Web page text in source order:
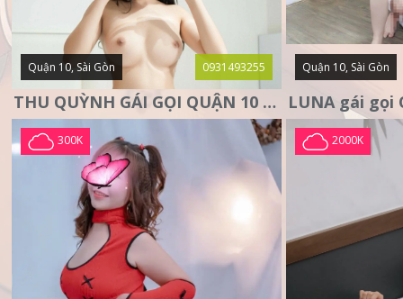
Quận 10, Sài Gòn 0931493255
THU QUỲNH GÁI GỌI QUẬN 10 – MẶT XINH DA TRẮNG – SANG
Quận 10, Sài Gòn
300K 2000K